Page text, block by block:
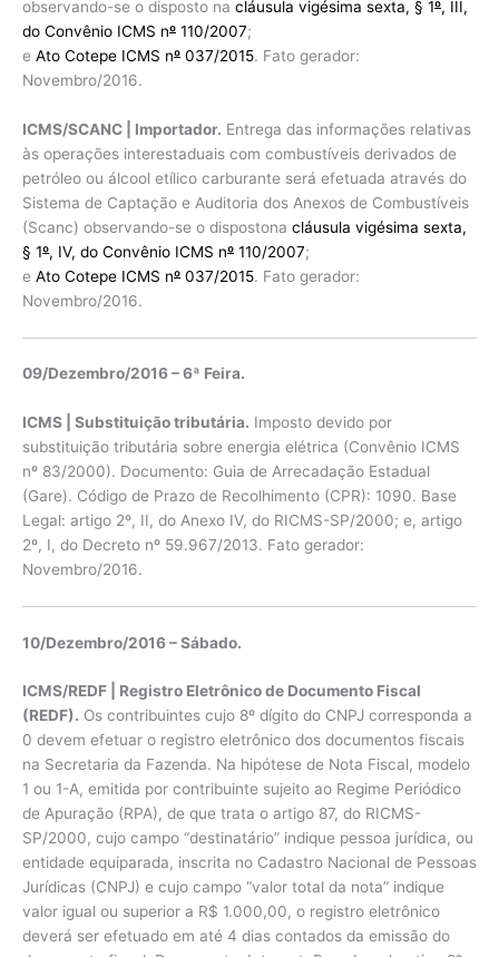
observando-se o disposto na cláusula vigésima sexta, § 1º, III,
do Convênio ICMS nº 110/2007;
e Ato Cotepe ICMS nº 037/2015. Fato gerador:
Novembro/2016.
ICMS/SCANC | Importador. Entrega das informações relativas
às operações interestaduais com combustíveis derivados de
petróleo ou álcool etílico carburante será efetuada através do
Sistema de Captação e Auditoria dos Anexos de Combustíveis
(Scanc) observando-se o dispostona cláusula vigésima sexta,
§ 1º, IV, do Convênio ICMS nº 110/2007;
e Ato Cotepe ICMS nº 037/2015. Fato gerador:
Novembro/2016.
09/Dezembro/2016 – 6ª Feira.
ICMS | Substituição tributária. Imposto devido por
substituição tributária sobre energia elétrica (Convênio ICMS
nº 83/2000). Documento: Guia de Arrecadação Estadual
(Gare). Código de Prazo de Recolhimento (CPR): 1090. Base
Legal: artigo 2º, II, do Anexo IV, do RICMS-SP/2000; e, artigo
2º, I, do Decreto nº 59.967/2013. Fato gerador:
Novembro/2016.
10/Dezembro/2016 – Sábado.
ICMS/REDF | Registro Eletrônico de Documento Fiscal
(REDF). Os contribuintes cujo 8º dígito do CNPJ corresponda a
0 devem efetuar o registro eletrônico dos documentos fiscais
na Secretaria da Fazenda. Na hipótese de Nota Fiscal, modelo
1 ou 1-A, emitida por contribuinte sujeito ao Regime Periódico
de Apuração (RPA), de que trata o artigo 87, do RICMS-
SP/2000, cujo campo “destinatário” indique pessoa jurídica, ou
entidade equiparada, inscrita no Cadastro Nacional de Pessoas
Jurídicas (CNPJ) e cujo campo “valor total da nota” indique
valor igual ou superior a R$ 1.000,00, o registro eletrônico
deverá ser efetuado em até 4 dias contados da emissão do